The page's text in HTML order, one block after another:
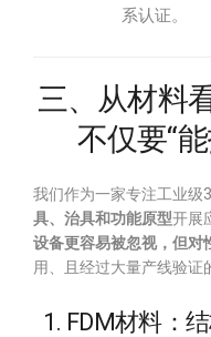
系认证。
三、从材料
不仅要“
我们作为一家专注工业级
具、治具和功能原型开展
设备更容易被忽视，但对
用、且经过大量产线验证
1. FDM材料：